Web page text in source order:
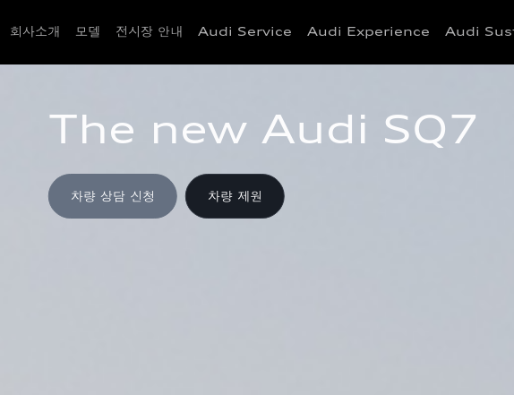
회사소개 모델 전시장 안내 Audi Service Audi Experience Audi
The new Audi SQ7
차량 상담 신청 차량 제원